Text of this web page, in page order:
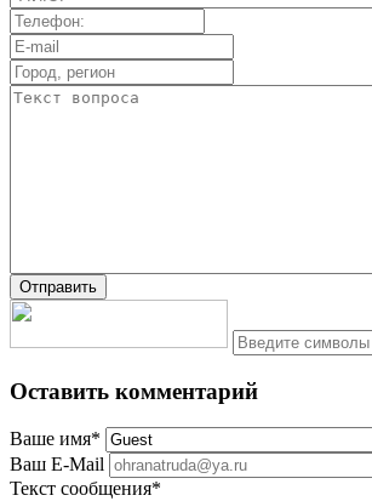
Оставить комментарий
Ваше имя*
Ваш E-Mail
Текст сообщения*